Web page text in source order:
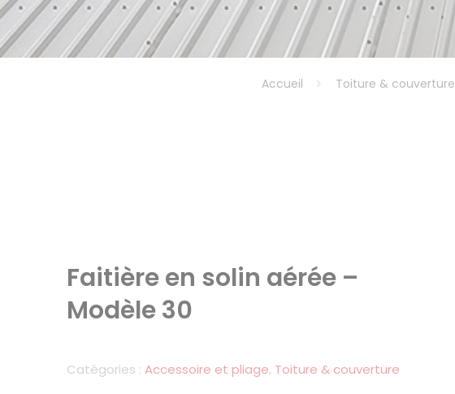
Accueil Toiture & couverture
Faitière en solin aérée –
Modèle 30
Catégories :Accessoire et pliage, Toiture & couverture